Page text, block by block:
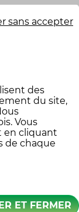
des
du site,
Vous
en cliquant
de chaque
sans accepter
ET FERMER